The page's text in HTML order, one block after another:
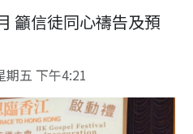
籲信徒同心禱告及預
期五 下午4:21